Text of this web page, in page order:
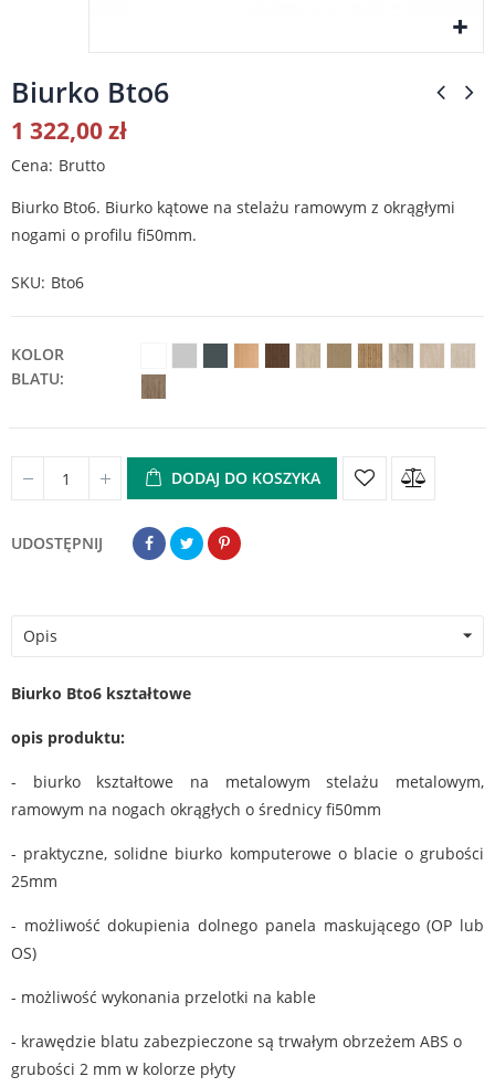
Biurko Bto6
1 322,00 zł
Cena Brutto
Biurko Bto6. Biurko kątowe na stelażu ramowym z okrągłymi
nogami o profilu fi50mm.
SKU Bto6
KOLOR
BLATU
DODAJ DO KOSZYKA
UDOSTĘPNIJ
Opis
Biurko Bto6 kształtowe
opis produktu:
- biurko kształtowe na metalowym stelażu metalowym,
ramowym na nogach okrągłych o średnicy fi50mm
- praktyczne, solidne biurko komputerowe o blacie o grubości
25mm
- możliwość dokupienia dolnego panela maskującego (OP lub
OS)
- możliwość wykonania przelotki na kable
- krawędzie blatu zabezpieczone są trwałym obrzeżem ABS o
grubości 2 mm w kolorze płyty